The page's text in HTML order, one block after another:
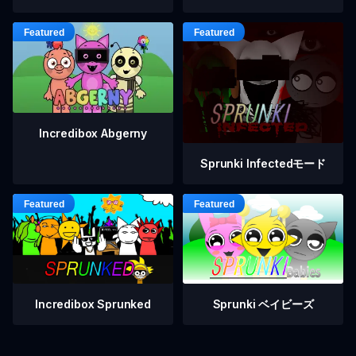
Incredibox Abgerny
Sprunki Infectedモード
Incredibox Sprunked Sprunki ベイビーズ